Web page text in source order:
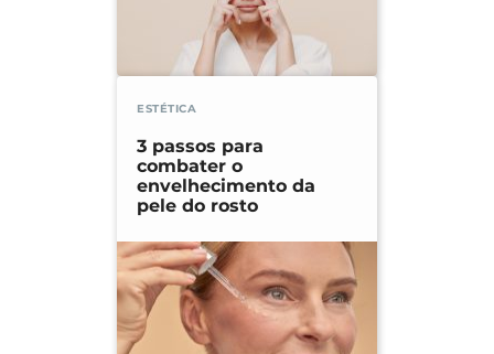
ESTÉTICA
3 passos para
combater o
envelhecimento da
pele do rosto